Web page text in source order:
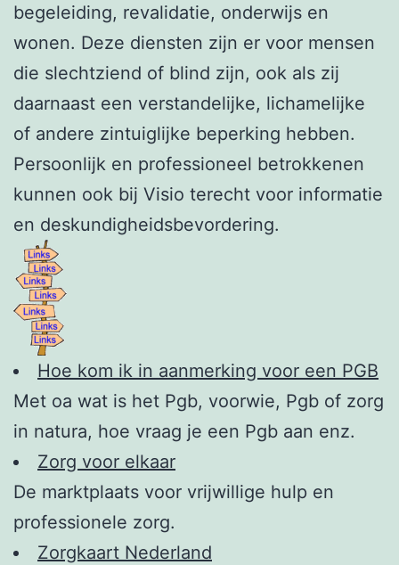
begeleiding, revalidatie, onderwijs en
wonen. Deze diensten zijn er voor mensen
die slechtziend of blind zijn, ook als zij
daarnaast een verstandelijke, lichamelijke
of andere zintuiglijke beperking hebben.
Persoonlijk en professioneel betrokkenen
kunnen ook bij Visio terecht voor informatie
en deskundigheidsbevordering.
Hoe kom ik in aanmerking voor een PGB
Met oa wat is het Pgb, voorwie, Pgb of zorg
in natura, hoe vraag je een Pgb aan enz.
Zorg voor elkaar
De marktplaats voor vrijwillige hulp en
professionele zorg.
Zorgkaart Nederland